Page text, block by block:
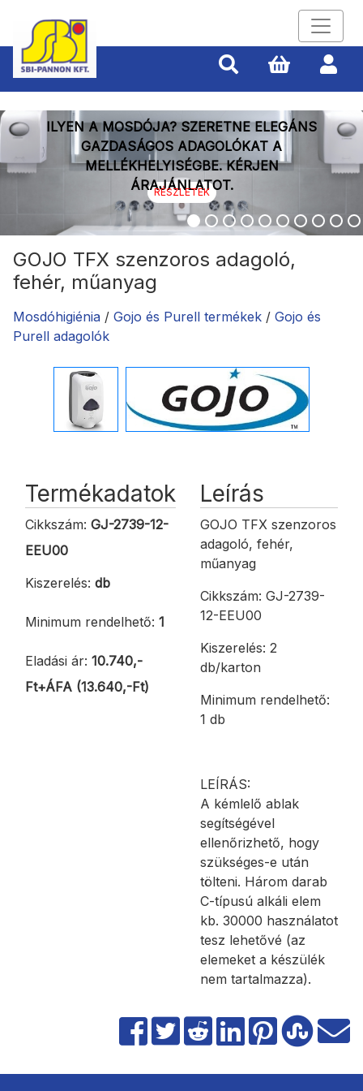
ILYEN A MOSDÓJA? SZERETNE ELEGÁNS
GAZDASÁGOS ADAGOLÓKAT A
MELLÉKHELYISÉGBE. KÉRJEN
ÁRAJÁNLATOT.
RÉSZLETEK
GOJO TFX szenzoros adagoló,
fehér, műanyag
Mosdóhigiénia / Gojo és Purell termékek / Gojo és
Purell adagolók
Termékadatok
Cikkszám: GJ-2739-12-
EEU00
Kiszerelés: db
Minimum rendelhető: 1
Eladási ár: 10.740,-
Ft+ÁFA (13.640,-Ft)
Leírás
GOJO TFX szenzoros
adagoló, fehér,
műanyag
Cikkszám: GJ-2739-
12-EEU00
Kiszerelés: 2
db/karton
Minimum rendelhető:
1 db
LEÍRÁS:
A kémlelő ablak
segítségével
ellenőrizhető, hogy
szükséges-e után
tölteni. Három darab
C-típusú alkáli elem
kb. 30000 használatot
tesz lehetővé (az
elemeket a készülék
nem tartalmazza).